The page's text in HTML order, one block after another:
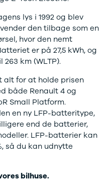
vores bilhuse
har mere end
års erfaring
autoriseret
service
lys i 1992 og blev
den tilbage som en
hvor den nemt
er på 27,5 kWh, og
km (WLTP).
alt for at holde prisen
både Renault 4 og
Small Platform.
en ny LFP-batteritype,
end de batterier,
LFP-batterier kan
så du kan udnytte
bilhuse.